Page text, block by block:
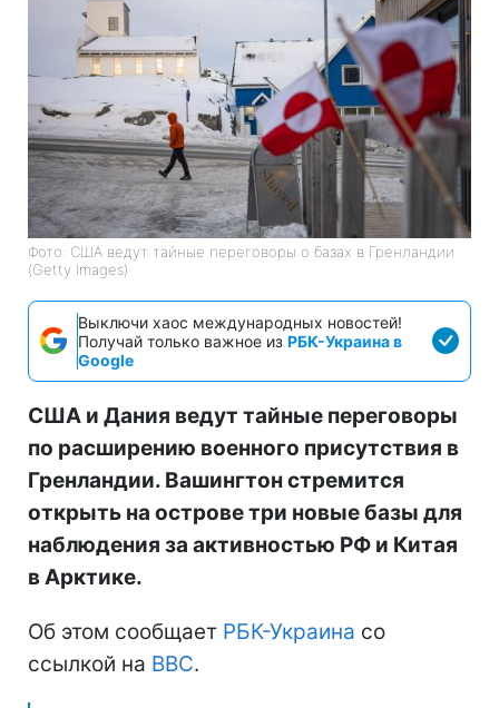
Фото: США ведут тайные переговоры о базах в Гренландии
(Getty Images)
Выключи хаос международных новостей!
Получай только важное из РБК-Украина в
Google
США и Дания ведут тайные переговоры
по расширению военного присутствия в
Гренландии. Вашингтон стремится
открыть на острове три новые базы для
наблюдения за активностью РФ и Китая
в Арктике.
Об этом сообщает РБК-Украина со
ссылкой на BBC.